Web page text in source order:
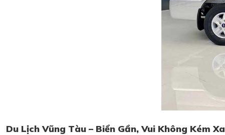
Du Lịch Vũng Tàu – Biển Gần, Vui Không Kém Xa